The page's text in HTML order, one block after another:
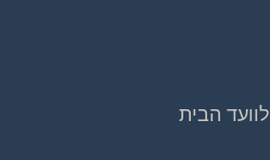
הבית